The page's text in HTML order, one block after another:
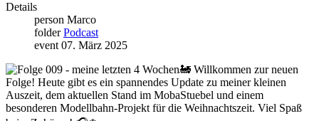
Details
person Marco
folder Podcast
event 07. März 2025
🚂 Willkommen zur neuen
Folge! Heute gibt es ein spannendes Update zu meiner kleinen
Auszeit, dem aktuellen Stand im MobaStuebel und einem
besonderen Modellbahn-Projekt für die Weihnachtszeit. Viel Spaß